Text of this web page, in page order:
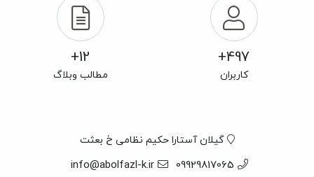
497+
کاربران
12+
مطالب وبلاگ
گیلان آستارا حکیم نظامی خ بعثت
09929817065
info@abolfazl-k.ir